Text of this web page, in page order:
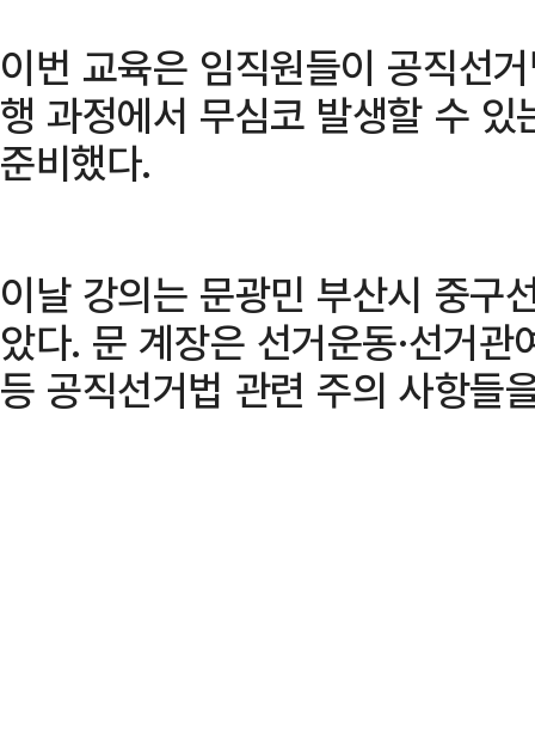
이번 교육은 임직원들이 공직선
행 과정에서 무심코 발생할 수
준비했다.
이날 강의는 문광민 부산시 중구
았다. 문 계장은 선거운동·선거
등 공직선거법 관련 주의 사항들